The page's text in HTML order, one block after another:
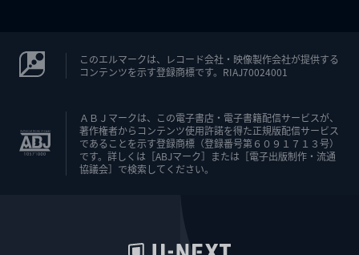
このエルマークは、レコード会社・映像製作会社が提供する
コンテンツを示す登録商標です。RIAJ70024001
ＡＢＪマークは、この電子書店・電子書籍配信サービスが、
著作権者からコンテンツ使用許諾を得た正規版配信サービス
であることを示す登録商標（登録番号第６０９１７１３号）
です。詳しくは［ABJマーク］または［電子出版制作・流通
協議会］で検索してください。